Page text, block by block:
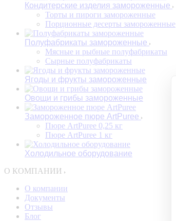
Кондитерские изделия замороженные
Торты и пироги замороженные
Порционные десерты замороженные
Полуфабрикаты замороженные
Мясные и рыбные полуфабрикаты
Сырные полуфабрикаты
Ягоды и фрукты замороженные
Овощи и грибы замороженные
Замороженное пюре ArtPuree
Пюре ArtPuree 0,25 кг
Пюре ArtPuree 1 кг
Холодильное оборудование
О КОМПАНИИ
О компании
Документы
Отзывы
Блог